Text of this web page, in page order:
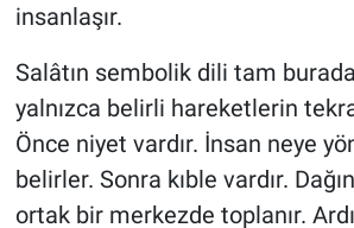
insanlaşır.
Salâtın sembolik dili tam
yalnızca belirli hareketlerin
Önce niyet vardır. İnsan neye
belirler. Sonra kıble vardır.
ortak bir merkezde toplanır.